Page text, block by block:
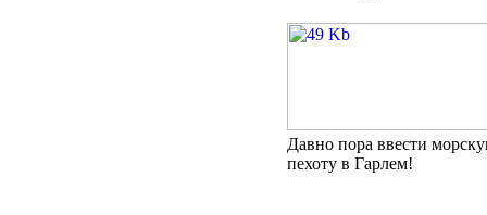
Давно пора ввести
пехоту в Гарлем!